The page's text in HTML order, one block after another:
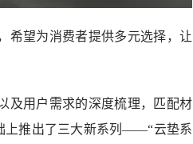
希望为消费者提供多元选择，让
及用户需求的深度梳理，匹配材
上推出了三大新系列——“云垫系